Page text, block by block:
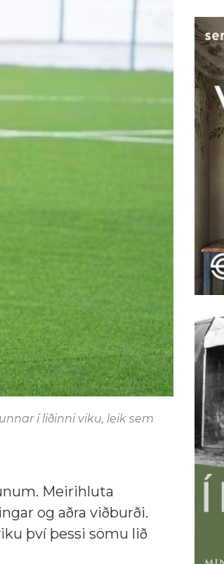
í liðinni viku, leik sem
Meirihluta
og aðra viðburði.
því þessi sömu lið